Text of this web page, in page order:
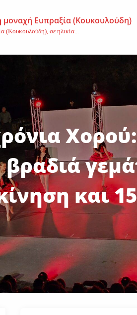
Ευπραξία (Κουκουλούδη)
(Κουκουλούδη), σε ηλικία...
Νεκρός 59χρονος πατέρας
Σμυρναίου
Σμυρναίου,...
βραδιά
και